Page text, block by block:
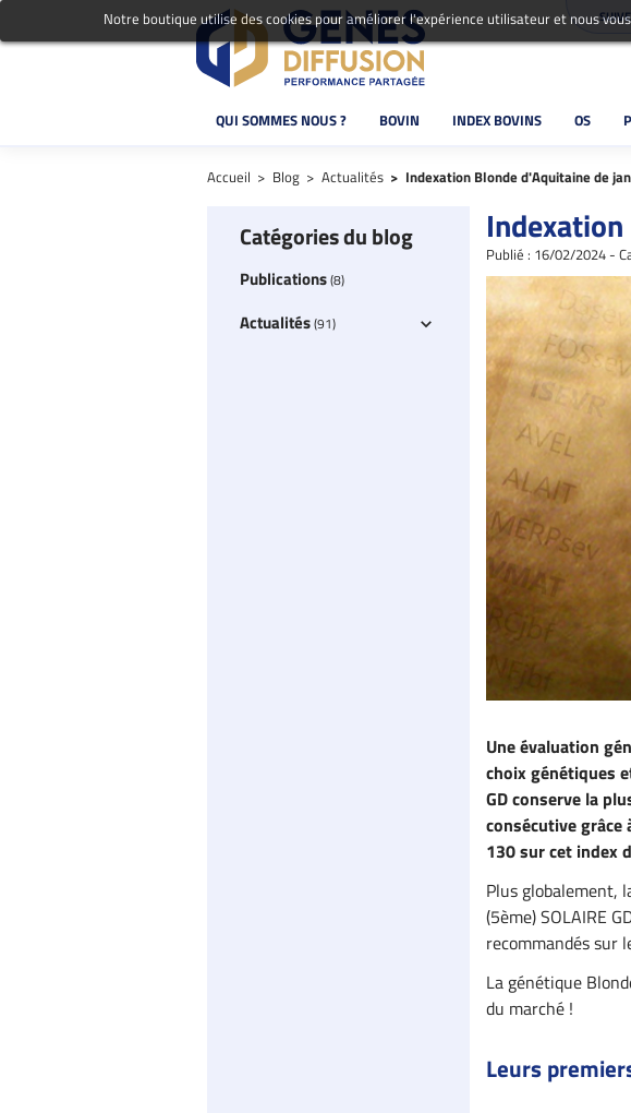
QUI SOMMES NOUS ? BOVIN INDEX BOVINS OS
Accueil Blog Actualités Indexation Blonde d'Aquitaine de
Catégories du blog
Publications(8)
Actualités(91)
Publié : 16/02/2024 -
Une évaluation
choix génétiques
GD conserve la
consécutive grâce
130 sur cet index
Plus globalement,
(5ème) SOLAIRE
recommandés sur
La génétique
du marché !
Leurs
Notre boutique utilise des cookies pour améliorer l'expérience utilisateur et nous